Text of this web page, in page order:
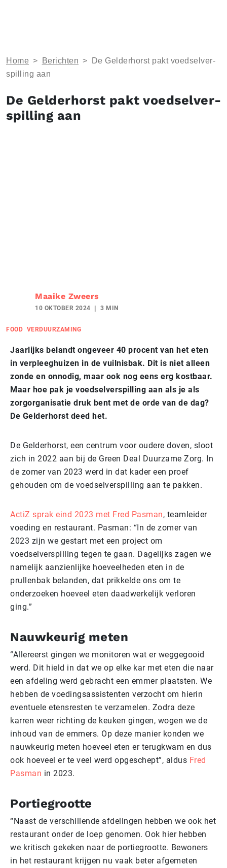
Home > Berichten >
De Gelderhorst pakt voed­sel­ver­
spil­ling aan
De Gelderhorst pakt voed­sel­ver­
spil­ling aan
Maaike Zweers
10 OKTOBER 2024 3 MIN
FOOD VERDUURZAMING
Jaarlijks belandt ongeveer 40 procent van het eten
in verpleeghuizen in de vuilnisbak. Dit is niet alleen
zonde en onnodig, maar ook nog eens erg kostbaar.
Maar hoe pak je voedselverspilling aan als je als
zorgorganisatie druk bent met de orde van de dag?
De Gelderhorst deed het.
De Gelderhorst, een centrum voor oudere doven, sloot
zich in 2022 aan bij de Green Deal Duurzame Zorg. In
de zomer van 2023 werd in dat kader een proef
gehouden om de voedselverspilling aan te pakken.
ActiZ sprak eind 2023 met Fred Pasman, teamleider
voeding en restaurant. Pasman: “In de zomer van
2023 zijn we gestart met een project om
voedselverspilling tegen te gaan. Dagelijks zagen we
namelijk aanzienlijke hoeveelheden eten in de
prullenbak belanden, dat prikkelde ons om te
onderzoeken hoeveel eten daadwerkelijk verloren
ging.”
Nauwkeurig meten
“Allereerst gingen we monitoren wat er weggegooid
werd. Dit hield in dat we op elke kar met eten die naar
een afdeling werd gebracht een emmer plaatsten. We
hebben de voedingsassistenten verzocht om hierin
eventuele etensresten te verzamelen. Zodra deze
karren weer richting de keuken gingen, wogen we de
inhoud van de emmers. Op deze manier konden we
nauwkeurig meten hoeveel eten er terugkwam en dus
ook hoeveel er te veel werd opgeschept”, aldus Fred
Pasman in 2023.
Portiegrootte
“Naast de verschillende afdelingen hebben we ook het
restaurant onder de loep genomen. Ook hier hebben
we kritisch gekeken naar de portiegrootte. Bewoners
in het restaurant krijgen nu vaak beter afgemeten